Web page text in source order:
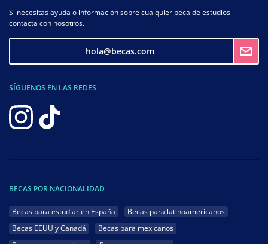
Si necesitas ayuda o información sobre cualquier beca de estudios
contacta con nosotros.
hola@becas.com
SÍGUENOS EN LAS REDES
BECAS POR NACIONALIDAD
Becas para estudiar en España
Becas para latinoamericanos
Becas EEUU y Canadá
Becas para mexicanos